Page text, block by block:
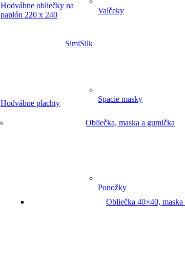
SimiSilk
Obliečka, maska a gumička
Obliečka 40×40, maska
Hodvábne obliečky na
paplón 220 x 240
Hodvábne plachty
Valčeky
Spacie masky
Ponožky